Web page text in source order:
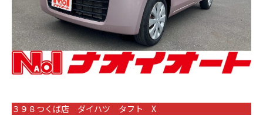
３９８つくば店 ダイハツ タフト X